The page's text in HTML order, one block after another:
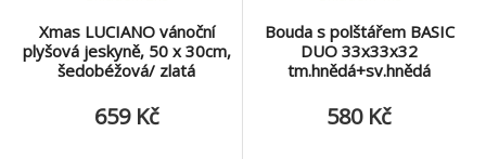
Xmas LUCIANO vánoční
plyšová jeskyně, 50 x 30cm,
šedobéžová/ zlatá
659 Kč
Bouda s polštářem BASIC
DUO 33x33x32
tm.hnědá+sv.hnědá
580 Kč